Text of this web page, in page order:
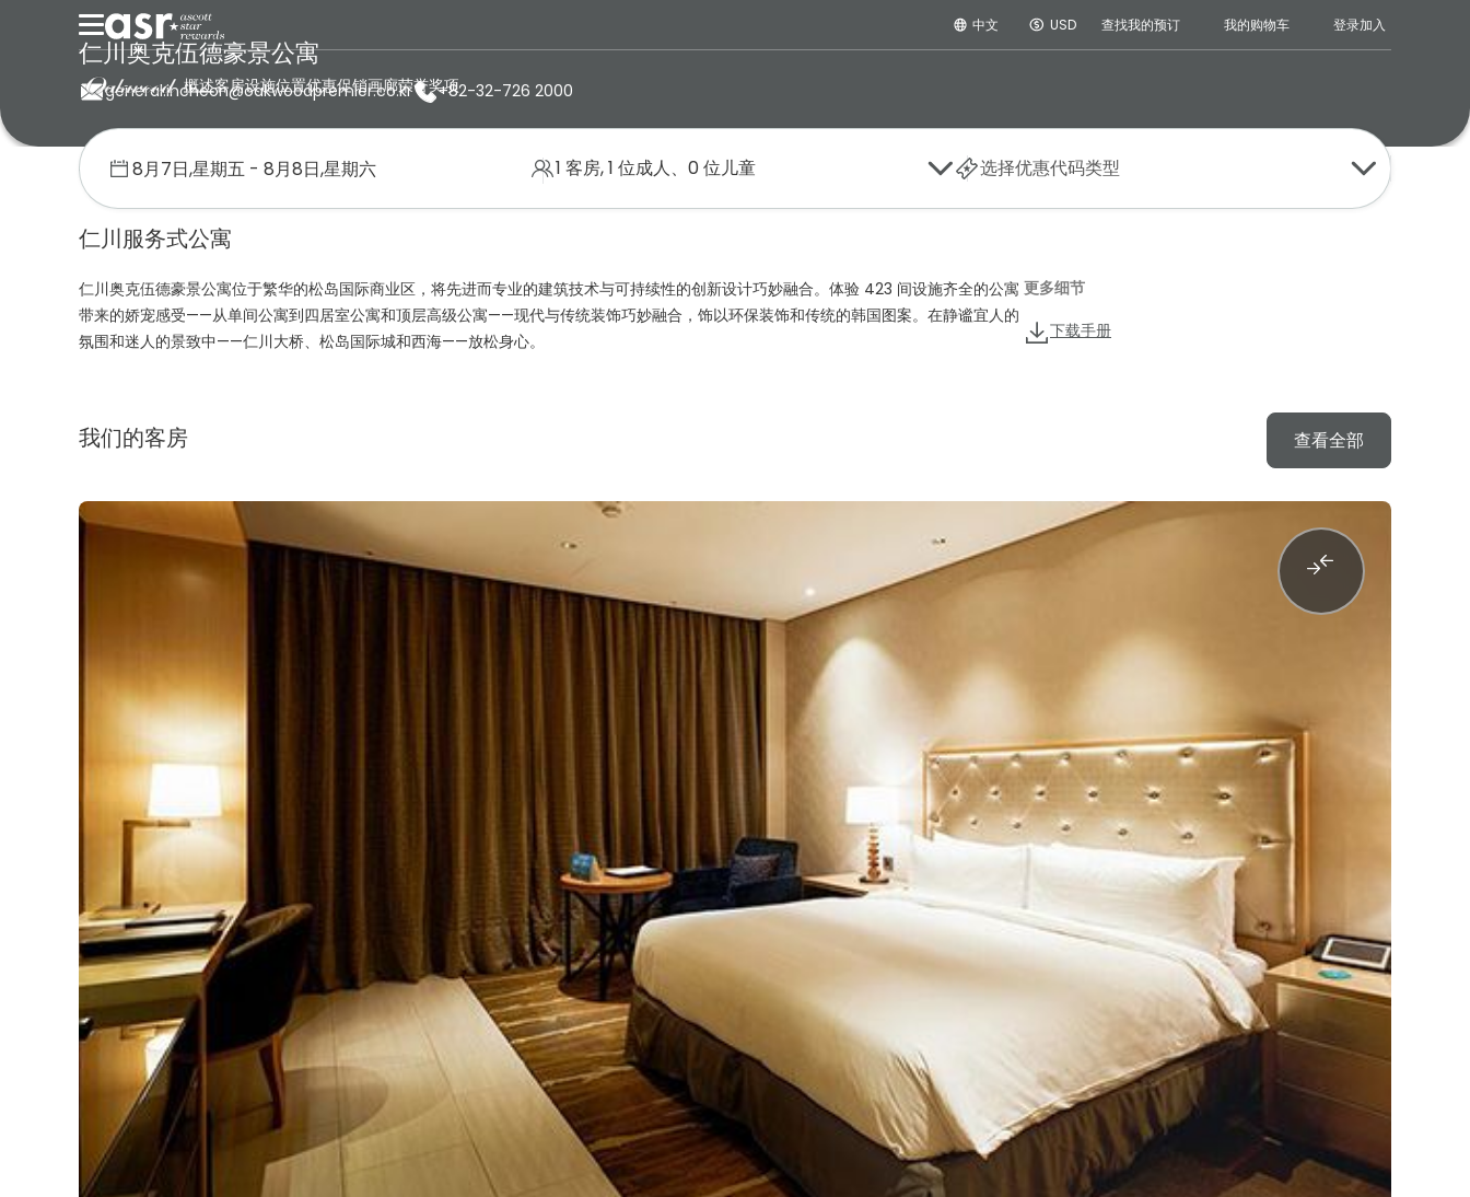
中文 USD 查找我的预订 我的购物车 登录加入
概述客房设施位置优惠促销画廊荣誉奖项
1 客房, 1 位成人、0 位儿童 选择优惠代码类型
仁川奥克伍德豪景公寓
general.incheon@oakwoodpremier.co.kr +82-32-726 2000
首页 奥克伍德 韩国 仁川奥克伍德豪景公寓
仁川服务式公寓
仁川奥克伍德豪景公寓位于繁华的松岛国际商业区，将先进而专业的建筑技术与可持续性的创新设计巧妙融合。体验 423 间设施齐全的公寓
带来的娇宠感受——从单间公寓到四居室公寓和顶层高级公寓——现代与传统装饰巧妙融合，饰以环保装饰和传统的韩国图案。在静谧宜人的
氛围和迷人的景致中——仁川大桥、松岛国际城和西海——放松身心。
更多细节
下载手册
我们的客房 查看全部